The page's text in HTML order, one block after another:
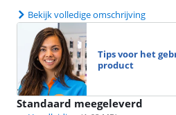
Bekijk volledige omschrijving
Tips voor het
product
Standaard meegeleverd